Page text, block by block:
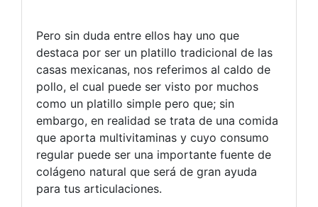
Pero sin duda entre ellos hay uno que
destaca por ser un platillo tradicional de las
casas mexicanas, nos referimos al caldo de
pollo, el cual puede ser visto por muchos
como un platillo simple pero que; sin
embargo, en realidad se trata de una comida
que aporta multivitaminas y cuyo consumo
regular puede ser una importante fuente de
colágeno natural que será de gran ayuda
para tus articulaciones.